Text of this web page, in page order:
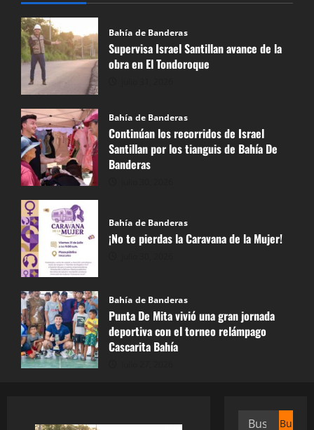
Bahía de Banderas
Supervisa Israel Santillan avance de la
obra en El Tondoroque
Bahía de Banderas
Continúan los recorridos de Israel
Santillan por los tianguis de Bahía De
Banderas
Bahía de Banderas
¡No te pierdas la Caravana de la Mujer!
Bahía de Banderas
Punta De Mita vivió una gran jornada
deportiva con el torneo relámpago
Cascarita Bahía
Buscar: